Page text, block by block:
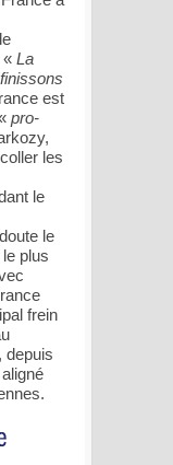
« La
est
pro-
les
le
le
plus
frein
depuis